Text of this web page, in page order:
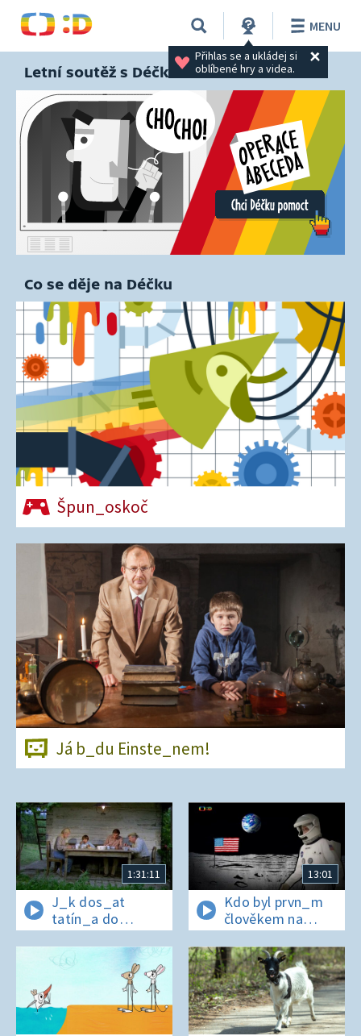
Přihlas se a ukládej si
oblíbené hry a videa.
MENU
Letní soutěž s Déčkem
Co se děje na Déčku
Špun_oskoč
Já b_du Einste_nem!
1:31:11
J_k dos_at
tatín_a do
polepš_vny
13:01
Kdo byl prvn_m
člověkem na
Měs_ci?